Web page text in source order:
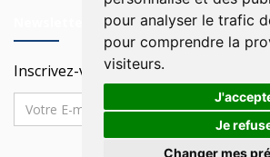
pour analyser le trafic
pour comprendre la
visiteurs.
Je
Changer mes
Inscrivez-vous à notre Newsletter